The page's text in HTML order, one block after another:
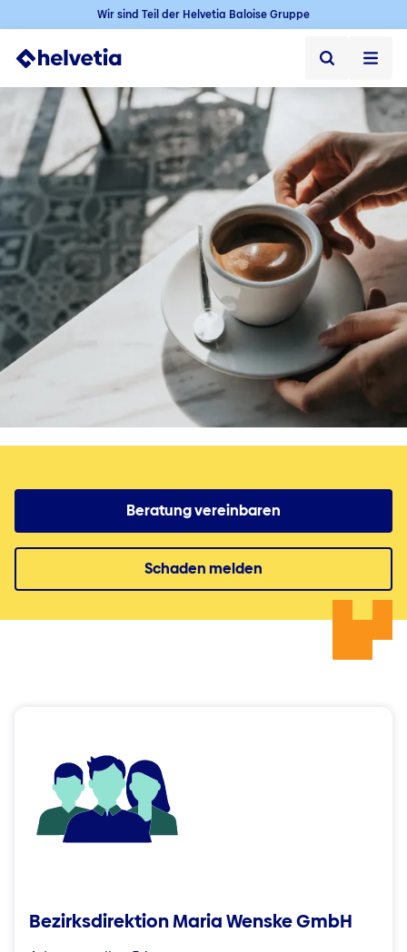
Wir sind Teil der Helvetia Baloise Gruppe
Privatkunden
Firmenkunden
Vertriebspartner
Unternehmen
Kontakt & Service
Jobs
Beratung vereinbaren
Schaden melden
Bezirksdirektion Maria Wenske GmbH